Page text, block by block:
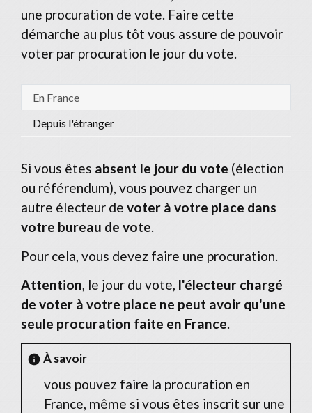
une procuration de vote. Faire cette
démarche au plus tôt vous assure de pouvoir
voter par procuration le jour du vote.
En France
Depuis l'étranger
Si vous êtes absent le jour du vote (élection
ou référendum), vous pouvez charger un
autre électeur de voter à votre place dans
votre bureau de vote.
Pour cela, vous devez faire une procuration.
Attention, le jour du vote, l'électeur chargé
de voter à votre place ne peut avoir qu'une
seule procuration faite en France.
info À savoir
vous pouvez faire la procuration en
France, même si vous êtes inscrit sur une